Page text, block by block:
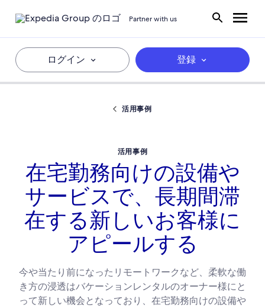
Partner with us
ログイン 登録
活用事例
活用事例
在宅勤務向けの設備や
サービスで、長期間滞
在する新しいお客様に
アピールする
今や当たり前になったリモートワークなど、柔軟な働
き方の浸透はバケーションレンタルのオーナー様にと
って新しい機会となっており、在宅勤務向けの設備や